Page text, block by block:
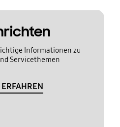
Informationen zu
Servicethemen